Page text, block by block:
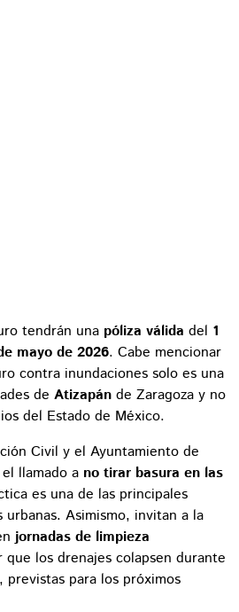
tendrán una póliza válida del 1
mayo de 2026. Cabe mencionar
contra inundaciones solo es una
de Atizapán de Zaragoza y no
del Estado de México.
Civil y el Ayuntamiento de
llamado a no tirar basura en las
es una de las principales
urbanas. Asimismo, invitan a la
jornadas de limpieza
que los drenajes colapsen durante
previstas para los próximos